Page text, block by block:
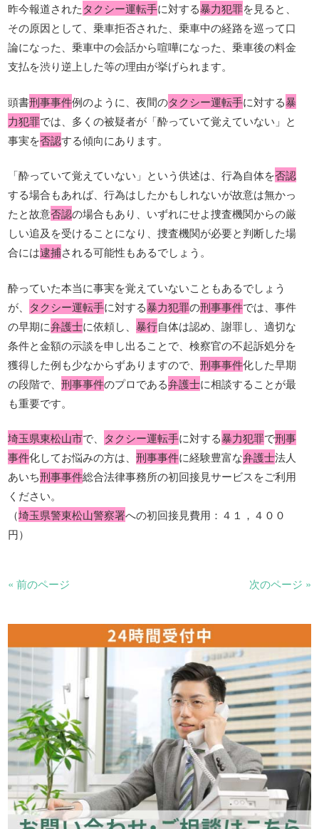
昨今報道されたタクシー運転手に対する暴力犯罪を見ると、
その原因として、乗車拒否された、乗車中の経路を巡って口
論になった、乗車中の会話から喧嘩になった、乗車後の料金
支払を渋り逆上した等の理由が挙げられます。
頭書刑事事件例のように、夜間のタクシー運転手に対する暴
力犯罪では、多くの被疑者が「酔っていて覚えていない」と
事実を否認する傾向にあります。
「酔っていて覚えていない」という供述は、行為自体を否認
する場合もあれば、行為はしたかもしれないが故意は無かっ
たと故意否認の場合もあり、いずれにせよ捜査機関からの厳
しい追及を受けることになり、捜査機関が必要と判断した場
合には逮捕される可能性もあるでしょう。
酔っていた本当に事実を覚えていないこともあるでしょう
が、 タクシー運転手に対する暴力犯罪の刑事事件では、事件
の早期に弁護士に依頼し、暴行自体は認め、謝罪し、適切な
条件と金額の示談を申し出ることで、検察官の不起訴処分を
獲得した例も少なからずありますので、刑事事件化した早期
の段階で、刑事事件のプロである弁護士に相談することが最
も重要です。
埼玉県東松山市で、 タクシー運転手に対する暴力犯罪で刑事
事件化してお悩みの方は、刑事事件に経験豊富な弁護士法人
あいち刑事事件総合法律事務所の初回接見サービスをご利用
ください。
（埼玉県警東松山警察署への初回接見費用：４１，４００
円）
« 前のページ 次のページ »